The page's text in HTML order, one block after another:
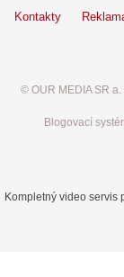
Kontakty
© OUR MEDIA SR
Blogovací
Kompletný video servis